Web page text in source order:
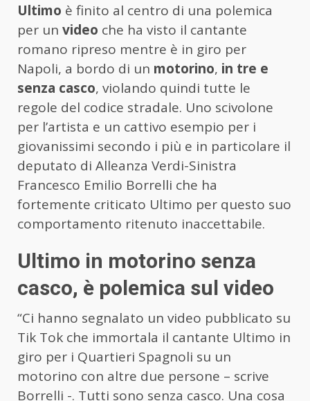
Ultimo è finito al centro di una polemica
per un video che ha visto il cantante
romano ripreso mentre è in giro per
Napoli, a bordo di un motorino, in tre e
senza casco, violando quindi tutte le
regole del codice stradale. Uno scivolone
per l’artista e un cattivo esempio per i
giovanissimi secondo i più e in particolare il
deputato di Alleanza Verdi-Sinistra
Francesco Emilio Borrelli che ha
fortemente criticato Ultimo per questo suo
comportamento ritenuto inaccettabile.
Ultimo in motorino senza
casco, è polemica sul video
“Ci hanno segnalato un video pubblicato su
Tik Tok che immortala il cantante Ultimo in
giro per i Quartieri Spagnoli su un
motorino con altre due persone – scrive
Borrelli -. Tutti sono senza casco. Una cosa